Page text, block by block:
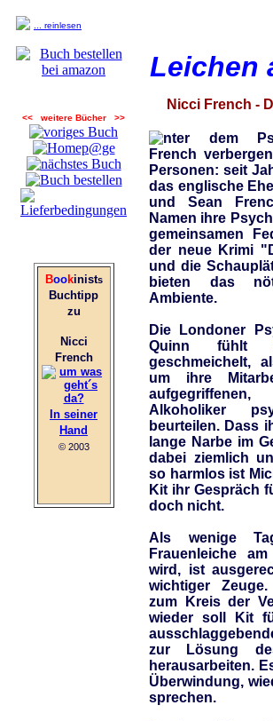
... reinlesen
<< weitere Bücher >>
Bookinists
Buchtipp
zu
Nicci
French
In seiner
Hand
© 2003
Leichen
Nicci French -
nter dem
French
Personen: seit
das englische
und Sean
Namen ihre
gemeinsamen
der neue Krimi
und die
bieten das
Ambiente.
Die Londoner
Quinn fühlt
geschmeichelt,
um ihre
aufgegriffenen,
Alkoholiker
beurteilen. Dass
lange Narbe im
dabei ziemlich
so harmlos ist
Kit ihr Gespräch
doch nicht.
Als wenige
Frauenleiche
wird, ist
wichtiger
zum Kreis der
wieder soll Kit
zur Lösung
herausarbeiten.
Überwindung,
sprechen.